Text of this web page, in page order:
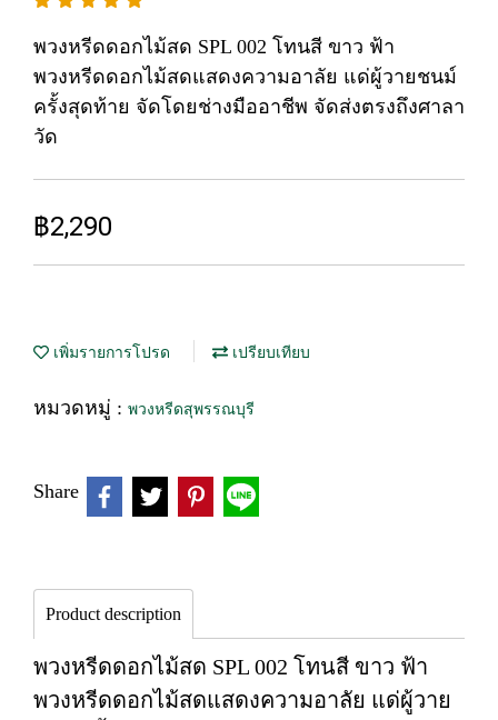
พวงหรีดดอกไม้สด SPL 002 โทนสี ขาว ฟ้า
พวงหรีดดอกไม้สดแสดงความอาลัย แด่ผู้วายชนม์
ครั้งสุดท้าย จัดโดยช่างมืออาชีพ จัดส่งตรงถึงศาลา
วัด
฿2,290
เพิ่มรายการโปรด เปรียบเทียบ
หมวดหมู่ : พวงหรีดสุพรรณบุรี
Share
Product description
พวงหรีดดอกไม้สด SPL 002 โทนสี ขาว ฟ้า
พวงหรีดดอกไม้สดแสดงความอาลัย แด่ผู้วาย